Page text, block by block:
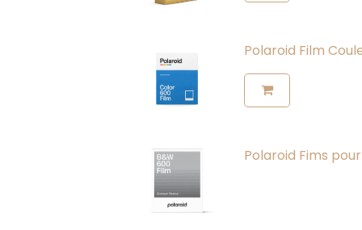
Polaroid Film
Polaroid Fims